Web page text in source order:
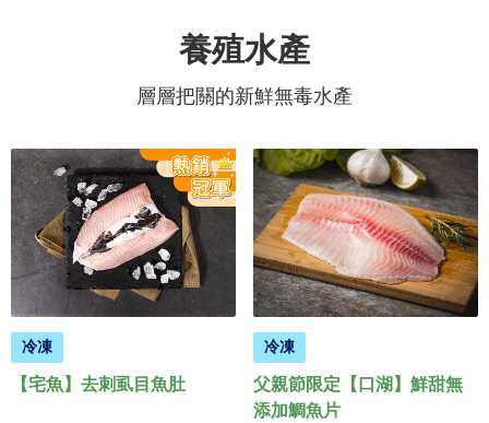
養殖水產
層層把關的新鮮無毒水產
冷凍
【宅魚】去刺虱目魚肚
冷凍
父親節限定【口湖】鮮甜無
添加鯛魚片